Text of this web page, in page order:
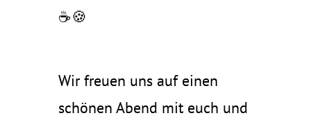
☕🍪
Wir freuen uns auf einen
schönen Abend mit euch und